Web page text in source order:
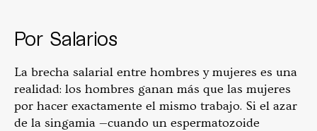
Por Salarios
La brecha salarial entre hombres y mujeres es una
realidad: los hombres ganan más que las mujeres
por hacer exactamente el mismo trabajo. Si el azar
de la singamia —cuando un espermatozoide